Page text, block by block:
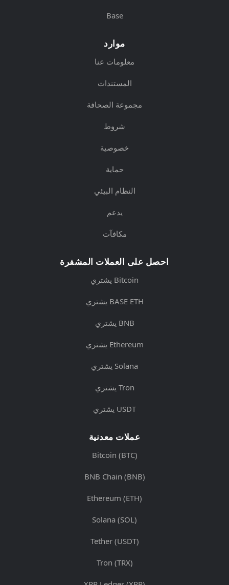
Base
موارد
معلومات عنا
المستندات
مجموعة الصحافة
شروط
خصوصية
حماية
النظام البيئي
يدعم
مكافآت
احصل على العملات المشفرة
يشتري Bitcoin
يشتري BASE ETH
يشتري BNB
يشتري Ethereum
يشتري Solana
يشتري Tron
يشتري USDT
عملات معدنية
Bitcoin (BTC)
BNB Chain (BNB)
Ethereum (ETH)
Solana (SOL)
Tether (USDT)
Tron (TRX)